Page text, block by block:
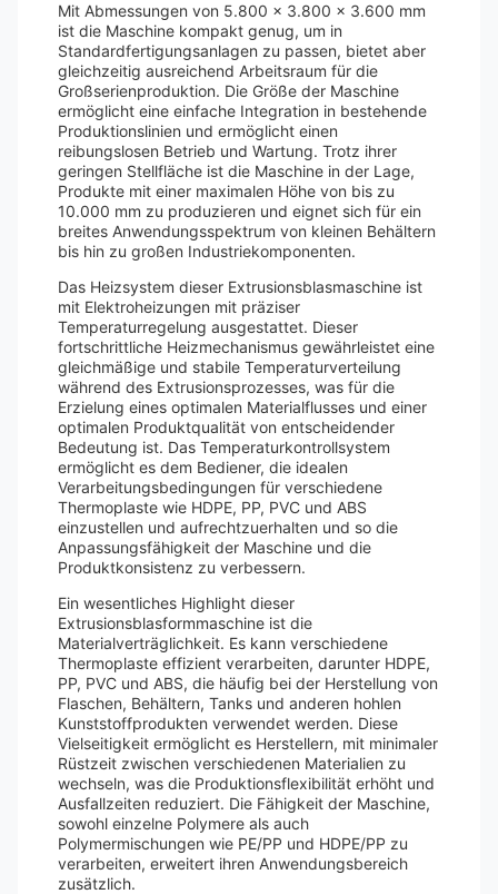
Mit Abmessungen von 5.800 x 3.800 x 3.600 mm
ist die Maschine kompakt genug, um in
Standardfertigungsanlagen zu passen, bietet aber
gleichzeitig ausreichend Arbeitsraum für die
Großserienproduktion. Die Größe der Maschine
ermöglicht eine einfache Integration in bestehende
Produktionslinien und ermöglicht einen
reibungslosen Betrieb und Wartung. Trotz ihrer
geringen Stellfläche ist die Maschine in der Lage,
Produkte mit einer maximalen Höhe von bis zu
10.000 mm zu produzieren und eignet sich für ein
breites Anwendungsspektrum von kleinen Behältern
bis hin zu großen Industriekomponenten.
Das Heizsystem dieser Extrusionsblasmaschine ist
mit Elektroheizungen mit präziser
Temperaturregelung ausgestattet. Dieser
fortschrittliche Heizmechanismus gewährleistet eine
gleichmäßige und stabile Temperaturverteilung
während des Extrusionsprozesses, was für die
Erzielung eines optimalen Materialflusses und einer
optimalen Produktqualität von entscheidender
Bedeutung ist. Das Temperaturkontrollsystem
ermöglicht es dem Bediener, die idealen
Verarbeitungsbedingungen für verschiedene
Thermoplaste wie HDPE, PP, PVC und ABS
einzustellen und aufrechtzuerhalten und so die
Anpassungsfähigkeit der Maschine und die
Produktkonsistenz zu verbessern.
Ein wesentliches Highlight dieser
Extrusionsblasformmaschine ist die
Materialverträglichkeit. Es kann verschiedene
Thermoplaste effizient verarbeiten, darunter HDPE,
PP, PVC und ABS, die häufig bei der Herstellung von
Flaschen, Behältern, Tanks und anderen hohlen
Kunststoffprodukten verwendet werden. Diese
Vielseitigkeit ermöglicht es Herstellern, mit minimaler
Rüstzeit zwischen verschiedenen Materialien zu
wechseln, was die Produktionsflexibilität erhöht und
Ausfallzeiten reduziert. Die Fähigkeit der Maschine,
sowohl einzelne Polymere als auch
Polymermischungen wie PE/PP und HDPE/PP zu
verarbeiten, erweitert ihren Anwendungsbereich
zusätzlich.